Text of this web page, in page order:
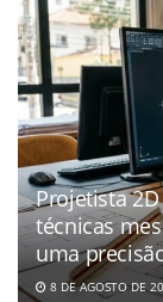
Projetista
técnicas
uma
8 DE AGOSTO DE